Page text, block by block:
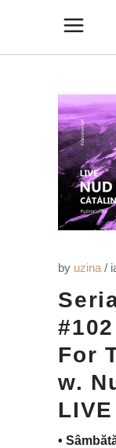
by uzina
For
w.
LIVE
•